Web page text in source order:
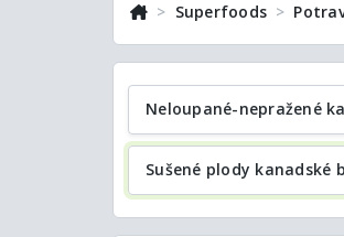
Superfoods
Neloupané-nepražené
Sušené plody kanadské